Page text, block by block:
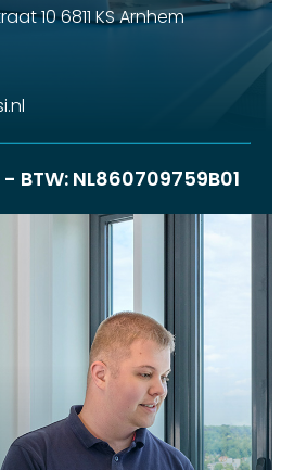
10 6811 KS Arnhem
BTW: NL860709759B01